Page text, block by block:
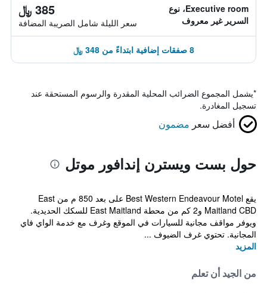
Executive room، نوع
السرير غير معروف
385 ﷼
سعر الليلة شامل الصريبة المضافة
8 صفقات إضافية ابتداءً من 348 ﷼
*يشمل المجموع الضرائب المحلية المقدرة والرسوم المستحقة عند
تسجيل المغادرة.
أفضل سعر مضمون
حول بست ويسترن إندافور موتل
يقع Best Western Endeavour Motel على بعد 850 م من East
Maitland CBD و2 كم من محطة East Maitland للسكك الحديدية.
ويوفر مواقف مجانية للسيارات في الموقع وغرف مع خدمة الواي فاي
المجانية. تحتوي غرف الضيوف ...
المزيد
من الجيد أن تعلم